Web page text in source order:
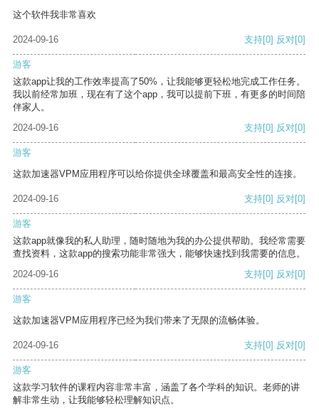
这个软件我非常喜欢
2024-09-16 支持[0] 反对[0]
游客
这款app让我的工作效率提高了50%，让我能够更轻松地完成工作任务。
我以前经常加班，现在有了这个app，我可以提前下班，有更多的时间陪
伴家人。
2024-09-16
支持[0] 反对[0]
游客
这款加速器VPM应用程序可以给你提供全球覆盖和最高安全性的连接。
2024-09-16 支持[0] 反对[0]
游客
这款app就像我的私人助理，随时随地为我的办公提供帮助。我经常需要
查找资料，这款app的搜索功能非常强大，能够快速找到我需要的信息。
2024-09-16
支持[0] 反对[0]
游客
这款加速器VPM应用程序已经为我们带来了无限的流畅体验。
2024-09-16 支持[0] 反对[0]
游客
这款学习软件的课程内容非常丰富，涵盖了各个学科的知识。老师的讲
解非常生动，让我能够轻松理解知识点。